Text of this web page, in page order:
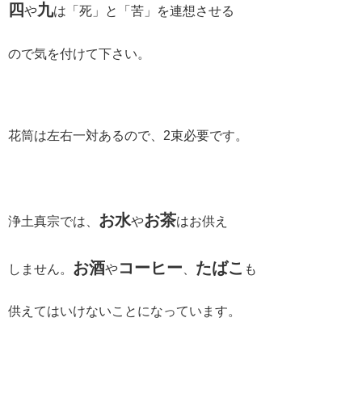
四や九は「死」と「苦」を連想させる
ので気を付けて下さい。
花筒は左右一対あるので、2束必要です。
浄土真宗では、 お水やお茶はお供え
しません。 お酒やコーヒー たばこ も
供えてはいけないことになっています。